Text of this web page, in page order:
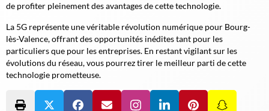
de profiter pleinement des avantages de cette technologie.
La 5G représente une véritable révolution numérique pour Bourg-
lès-Valence, offrant des opportunités inédites tant pour les
particuliers que pour les entreprises. En restant vigilant sur les
évolutions du réseau, vous pourrez tirer le meilleur parti de cette
technologie prometteuse.